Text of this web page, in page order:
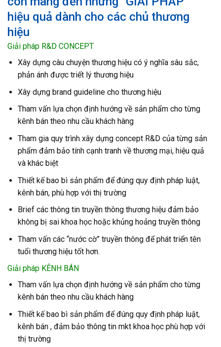
hiệu quả dành cho các chủ thương
hiệu
Giải pháp R&D CONCEPT
Xây dựng câu chuyện thương hiệu có ý nghĩa sâu sắc,
phản ánh được triết lý thương hiệu
Xây dựng brand guideline cho thương hiệu
Tham vấn lựa chọn định hướng về sản phẩm cho từng
kênh bán theo nhu cầu khách hàng
Tham gia quy trình xây dựng concept R&D của từng sản
phẩm đảm bảo tính cạnh tranh về thương mại, hiệu quả
và khác biệt
Thiết kế bao bì sản phẩm để đúng quy định pháp luật,
kênh bán, phù hợp với thị trường
Brief các thông tin truyền thông thương hiệu đảm bảo
không bị sai khoa học hoặc khủng hoảng truyền thông
Tham vấn các “nước cờ” truyền thông để phát triển tên
tuổi thương hiệu tốt hơn.
Giải pháp KÊNH BÁN
Tham vấn lựa chọn định hướng về sản phẩm cho từng
kênh bán theo nhu cầu khách hàng
Thiết kế bao bì sản phẩm để đúng quy định pháp luật,
kênh bán , đảm bảo thông tin mkt khoa học phù hợp với
thị trường